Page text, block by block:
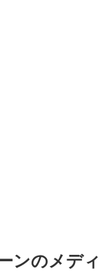
ンのメディ